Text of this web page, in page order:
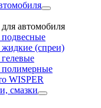
автомобиля
(спреи)
полимерные
WISPER
смазки